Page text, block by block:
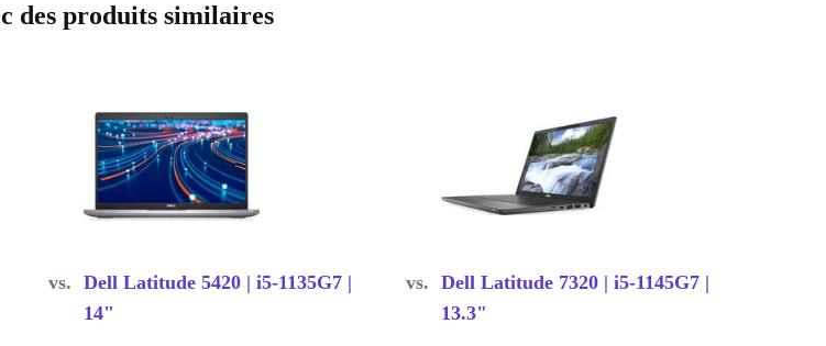
des produits similaires
vs. Dell Latitude 5420 | i5-1135G7 |
14"
vs. Dell Latitude 7320 | i5-1145G7 |
13.3"